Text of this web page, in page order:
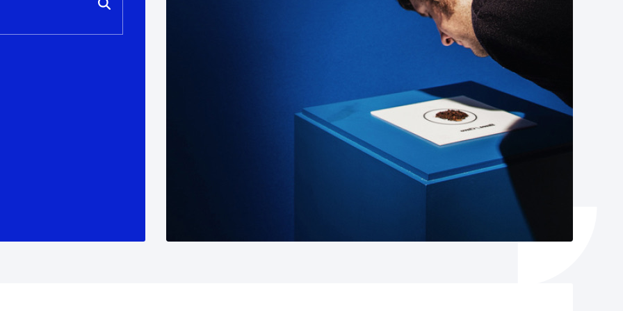
Izapideen katalogoa
Tramitaziorako laguntza